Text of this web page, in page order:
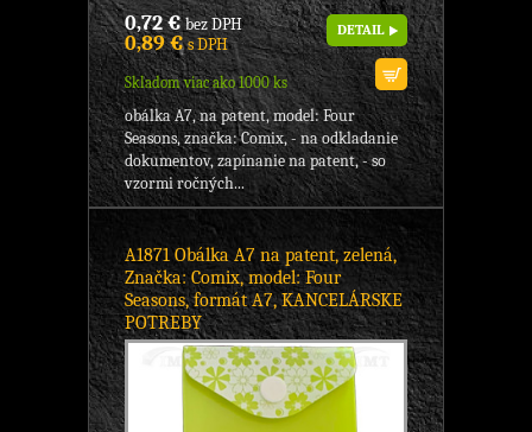
0,72 €bez DPH
0,89 €s DPH
Skladom viac ako 1000 ks
DETAIL
obálka A7, na patent, model: Four
Seasons, značka: Comix, - na odkladanie
dokumentov, zapínanie na patent, - so
vzormi ročných...
A1871 Obálka A7 na patent, zelená,
Značka: Comix, model: Four
Seasons, formát A7, KANCELÁRSKE
POTREBY